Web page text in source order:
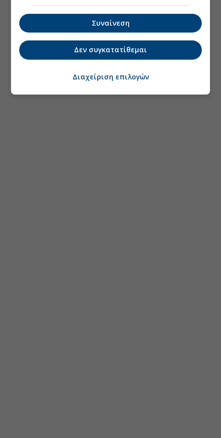
Συναίνεση
Δεν συγκατατίθεμαι
Διαχείριση επιλογών